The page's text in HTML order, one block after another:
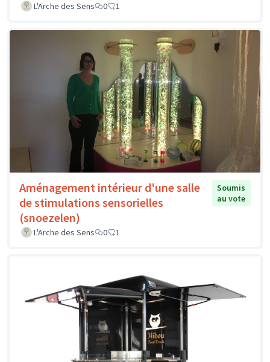
L'Arche des Sens
0 1
Aménagement intérieur d'une salle
de stimulations sensorielles
(snoezelen)
Soumis
au vote
L'Arche des Sens 0 1